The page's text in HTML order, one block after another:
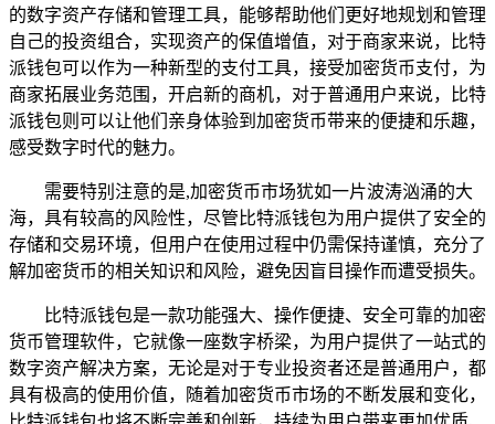
的数字资产存储和管理工具，能够帮助他们更好地规划和管理
自己的投资组合，实现资产的保值增值，对于商家来说，比特
派钱包可以作为一种新型的支付工具，接受加密货币支付，为
商家拓展业务范围，开启新的商机，对于普通用户来说，比特
派钱包则可以让他们亲身体验到加密货币带来的便捷和乐趣，
感受数字时代的魅力。
需要特别注意的是,加密货币市场犹如一片波涛汹涌的大
海，具有较高的风险性，尽管比特派钱包为用户提供了安全的
存储和交易环境，但用户在使用过程中仍需保持谨慎，充分了
解加密货币的相关知识和风险，避免因盲目操作而遭受损失。
比特派钱包是一款功能强大、操作便捷、安全可靠的加密
货币管理软件，它就像一座数字桥梁，为用户提供了一站式的
数字资产解决方案，无论是对于专业投资者还是普通用户，都
具有极高的使用价值，随着加密货币市场的不断发展和变化，